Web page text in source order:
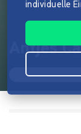
Antjes
individuelle